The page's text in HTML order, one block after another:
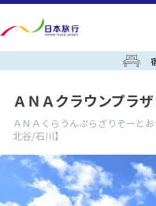
ＡＮＡクラウンプラ
ＡＮＡくらうんぷらざりぞーと
北谷/石川】